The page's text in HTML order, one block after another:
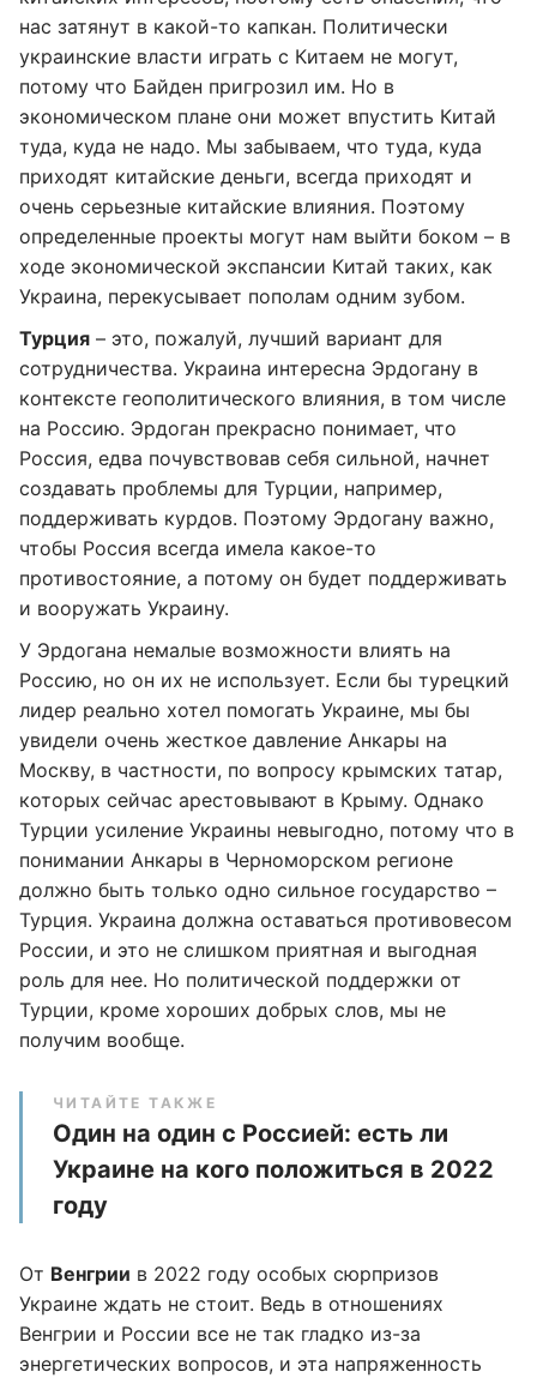
нас затянут в какой-то капкан. Политически
украинские власти играть с Китаем не могут,
потому что Байден пригрозил им. Но в
экономическом плане они может впустить Китай
туда, куда не надо. Мы забываем, что туда, куда
приходят китайские деньги, всегда приходят и
очень серьезные китайские влияния. Поэтому
определенные проекты могут нам выйти боком – в
ходе экономической экспансии Китай таких, как
Украина, перекусывает пополам одним зубом.
Турция – это, пожалуй, лучший вариант для
сотрудничества. Украина интересна Эрдогану в
контексте геополитического влияния, в том числе
на Россию. Эрдоган прекрасно понимает, что
Россия, едва почувствовав себя сильной, начнет
создавать проблемы для Турции, например,
поддерживать курдов. Поэтому Эрдогану важно,
чтобы Россия всегда имела какое-то
противостояние, а потому он будет поддерживать
и вооружать Украину.
У Эрдогана немалые возможности влиять на
Россию, но он их не использует. Если бы турецкий
лидер реально хотел помогать Украине, мы бы
увидели очень жесткое давление Анкары на
Москву, в частности, по вопросу крымских татар,
которых сейчас арестовывают в Крыму. Однако
Турции усиление Украины невыгодно, потому что в
понимании Анкары в Черноморском регионе
должно быть только одно сильное государство –
Турция. Украина должна оставаться противовесом
России, и это не слишком приятная и выгодная
роль для нее. Но политической поддержки от
Турции, кроме хороших добрых слов, мы не
получим вообще.
ЧИТАЙТЕ ТАКЖЕ
Один на один с Россией: есть ли
Украине на кого положиться в 2022
году
От Венгрии в 2022 году особых сюрпризов
Украине ждать не стоит. Ведь в отношениях
Венгрии и России все не так гладко из-за
энергетических вопросов, и эта напряженность